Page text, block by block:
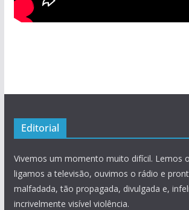
Editorial
Vivemos um momento muito difícil. Lemos
ligamos a televisão, ouvimos o rádio e
malfadada, tão propagada, divulgada e,
incrivelmente visível violência.